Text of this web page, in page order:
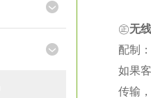
㊣无
配制
如果
传输